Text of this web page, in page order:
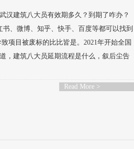
汉建筑八大员有效期多久？到期了咋办？
、微博、知乎、快手、百度等都可以找到
项目被废标的比比皆是。2021年开始全国
，建筑八大员延期流程是什么，叙后尘告
Read More >